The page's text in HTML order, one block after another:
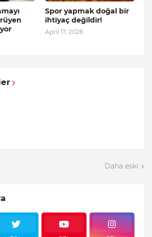
Spor yapmak doğal bir
ihtiyaç değildir!
April 17, 2026
Daha eski